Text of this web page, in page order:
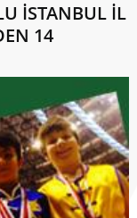
İSTANBUL İL
14